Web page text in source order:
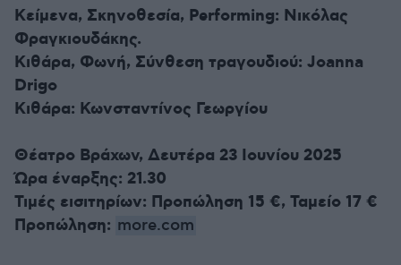
Kείμενα, Σκηνοθεσία, Performing: Νικόλας
Φραγκιουδάκης.
Κιθάρα, Φωνή, Σύνθεση τραγουδιού: Joanna
Drigo
Κιθάρα: Κωνσταντίνος Γεωργίου
Θέατρο Βράχων, Δευτέρα 23 Ιουνίου 2025
Ώρα έναρξης: 21.30
Τιμές εισιτηρίων: Προπώληση 15 €, Ταμείο 17 €
Προπώληση: more.com